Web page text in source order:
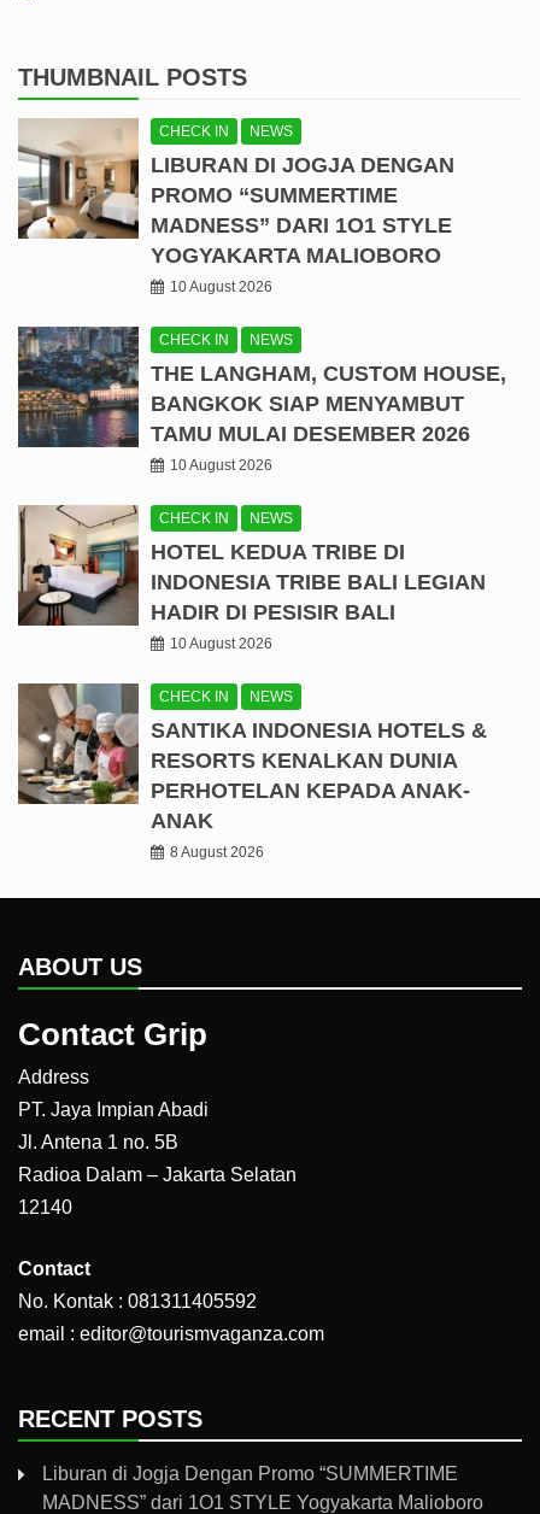
THUMBNAIL POSTS
CHECK IN NEWS
LIBURAN DI JOGJA DENGAN
PROMO “SUMMERTIME
MADNESS” DARI 1O1 STYLE
YOGYAKARTA MALIOBORO
10 August 2026
CHECK IN NEWS
THE LANGHAM, CUSTOM HOUSE,
BANGKOK SIAP MENYAMBUT
TAMU MULAI DESEMBER 2026
10 August 2026
CHECK IN NEWS
HOTEL KEDUA TRIBE DI
INDONESIA TRIBE BALI LEGIAN
HADIR DI PESISIR BALI
10 August 2026
CHECK IN NEWS
SANTIKA INDONESIA HOTELS &
RESORTS KENALKAN DUNIA
PERHOTELAN KEPADA ANAK-
ANAK
8 August 2026
ABOUT US
Contact Grip
Address
PT. Jaya Impian Abadi
Jl. Antena 1 no. 5B
Radioa Dalam – Jakarta Selatan
12140
Contact
No. Kontak : 081311405592
email : editor@tourismvaganza.com
RECENT POSTS
Liburan di Jogja Dengan Promo “SUMMERTIME
MADNESS” dari 1O1 STYLE Yogyakarta Malioboro